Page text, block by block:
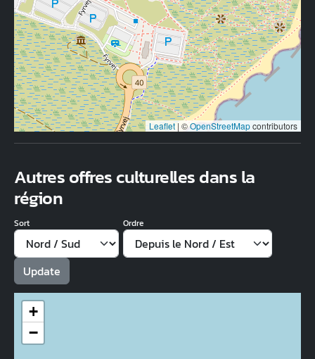
Leaflet| ©OpenStreetMapcontributors
Autres offres culturelles dans la
région
Sort Ordre
+
−